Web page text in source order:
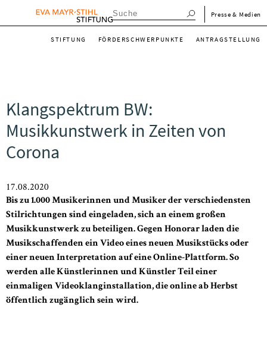
menu_meta_de
Presse & Medien
STIFTUNG FÖRDERSCHWERPUNKTE ANTRAGSTELLUNG
Klangspektrum BW:
Musikkunstwerk in Zeiten von
Corona
17.08.2020
Bis zu 1.000 Musikerinnen und Musiker der verschiedensten
Stilrichtungen sind eingeladen, sich an einem großen
Musikkunstwerk zu beteiligen. Gegen Honorar laden die
Musikschaffenden ein Video eines neuen Musikstücks oder
einer neuen Interpretation auf eine Online-Plattform. So
werden alle Künstlerinnen und Künstler Teil einer
einmaligen Videoklanginstallation, die online ab Herbst
öffentlich zugänglich sein wird.